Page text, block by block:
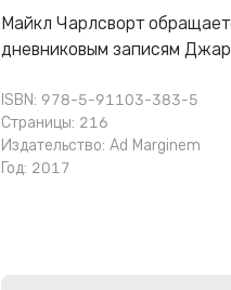
Майкл Чарлсворт
дневниковым записям
ISBN: 978-5-91103-383-5
Страницы: 216
Издательство: Ad Marginem
Год: 2017